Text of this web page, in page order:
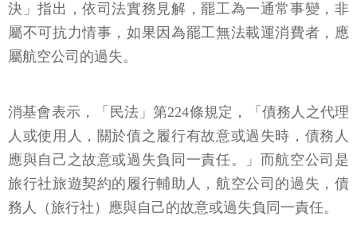
決」指出，依司法實務見解，罷工為一通常事變，非
屬不可抗力情事，如果因為罷工無法載運消費者，應
屬航空公司的過失。
消基會表示，「民法」第224條規定，「債務人之代理
人或使用人，關於債之履行有故意或過失時，債務人
應與自己之故意或過失負同一責任。」而航空公司是
旅行社旅遊契約的履行輔助人，航空公司的過失，債
務人（旅行社）應與自己的故意或過失負同一責任。